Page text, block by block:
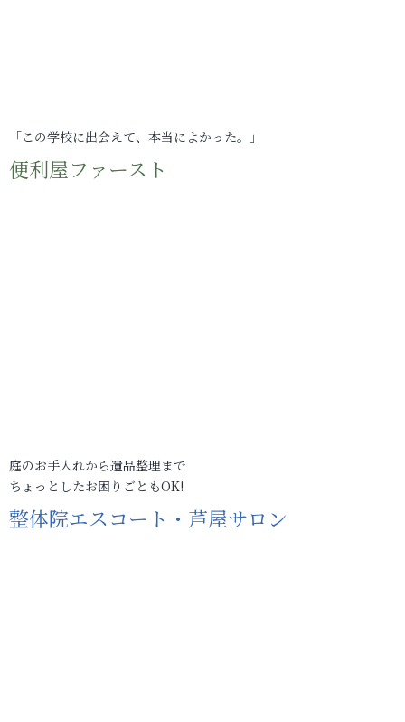
「この学校に出会えて、本当によかった。」
便利屋ファースト
庭のお手入れから遺品整理まで
ちょっとしたお困りごともOK!
整体院エスコート・芦屋サロン